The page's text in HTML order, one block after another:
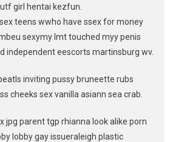
girl hentai kezfun.
teens wwho have ssex for money
sexymy lmt touched myy penis
independent eescorts martinsburg wv.
inviting pussy bruneette rubs
cheeks sex vanilla asiann sea crab.
jpg parent tgp rhianna look alike porn
lobby gay issueraleigh plastic